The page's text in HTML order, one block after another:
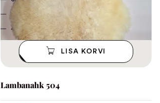
LISA KORVI
Lambanahk 504